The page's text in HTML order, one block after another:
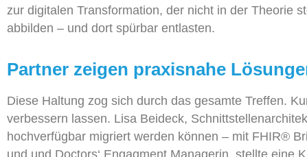
zur digitalen Transformation, der nicht in der Theorie
abbilden – und dort spürbar entlasten.
Partner zeigen praxisnahe
Diese Haltung zog sich durch das gesamte Treffen.
verbessern lassen. Lisa Beideck,
hochverfügbar migriert werden können – mit FHIR®
und und Doctors‘ Engagment Managerin, stellte eine